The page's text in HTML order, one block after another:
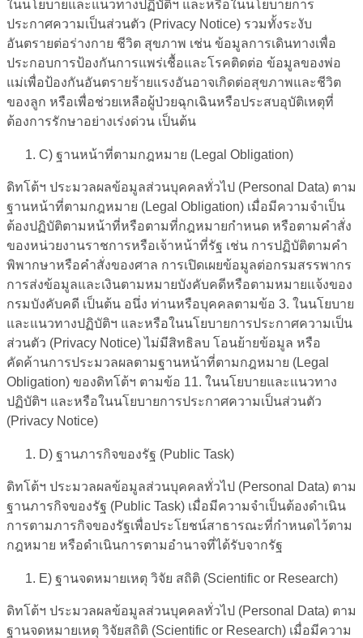
ในนโยบายและแนวทางปฏิบัติฯ และหรือในนโยบายการ
ประกาศความเป็นส่วนตัว (Privacy Notice) รวมทั้งระงับ
อันตรายต่อร่างกาย ชีวิต สุขภาพ เช่น ข้อมูลการเดินทางเพื่อ
ประกอบการป้องกันการแพร่เชื้อและโรคติดต่อ ข้อมูลของพ่อ
แม่เพื่อป้องกันอันตรายร้ายแรงอันอาจเกิดต่อสุขภาพและชีวิต
ของลูก หรือเพื่อช่วยเหลือผู้ป่วยฉุกเฉินหรือประสบอุบัติเหตุที่
ต้องการรักษาอย่างเร่งด่วน เป็นต้น
C) ฐานหน้าที่ตามกฎหมาย (Legal Obligation)
ดิทโต้ฯ ประมวลผลข้อมูลส่วนบุคคลทั่วไป (Personal Data) ตาม
ฐานหน้าที่ตามกฎหมาย (Legal Obligation) เมื่อมีความจำเป็น
ต้องปฏิบัติตามหน้าที่หรือตามที่กฎหมายกำหนด หรือตามคำสั่ง
ของหน่วยงานราชการหรือเจ้าหน้าที่รัฐ เช่น การปฏิบัติตามคำ
พิพากษาหรือคำสั่งของศาล การเปิดเผยข้อมูลต่อกรมสรรพากร
การส่งข้อมูลและเงินตามหมายบังคับคดีหรือตามหมายแจ้งของ
กรมบังคับคดี เป็นต้น อนึ่ง ท่านหรือบุคคลตามข้อ 3. ในนโยบาย
และแนวทางปฏิบัติฯ และหรือในนโยบายการประกาศความเป็น
ส่วนตัว (Privacy Notice) ไม่มีสิทธิลบ โอนย้ายข้อมูล หรือ
คัดค้านการประมวลผลตามฐานหน้าที่ตามกฎหมาย (Legal
Obligation) ของดิทโต้ฯ ตามข้อ 11. ในนโยบายและแนวทาง
ปฏิบัติฯ และหรือในนโยบายการประกาศความเป็นส่วนตัว
(Privacy Notice)
D) ฐานภารกิจของรัฐ (Public Task)
ดิทโต้ฯ ประมวลผลข้อมูลส่วนบุคคลทั่วไป (Personal Data) ตาม
ฐานภารกิจของรัฐ (Public Task) เมื่อมีความจำเป็นต้องดำเนิน
การตามภารกิจของรัฐเพื่อประโยชน์สาธารณะที่กำหนดไว้ตาม
กฎหมาย หรือดำเนินการตามอำนาจที่ได้รับจากรัฐ
E) ฐานจดหมายเหตุ วิจัย สถิติ (Scientific or Research)
ดิทโต้ฯ ประมวลผลข้อมูลส่วนบุคคลทั่วไป (Personal Data) ตาม
ฐานจดหมายเหตุ วิจัยสถิติ (Scientific or Research) เมื่อมีความ